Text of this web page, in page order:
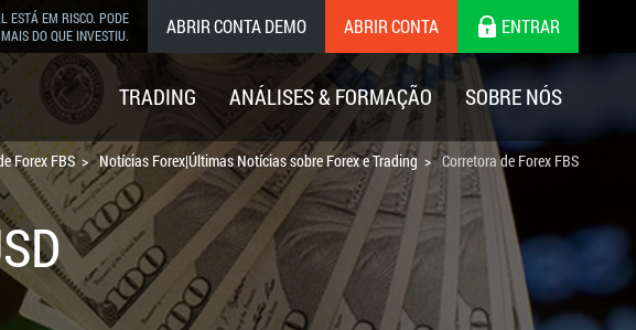
ESTÁ EM RISCO. PODE
DO QUE INVESTIU.
ABRIR CONTA DEMO ABRIR CONTA ENTRAR
TRADING ANÁLISES & FORMAÇÃO SOBRE NÓS
Forex FBS Notícias Forex|Últimas Notícias sobre Forex e Trading Corretora de Forex FBS